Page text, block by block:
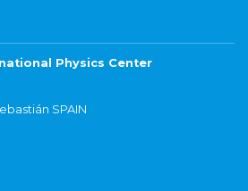
Physics Center
SPAIN